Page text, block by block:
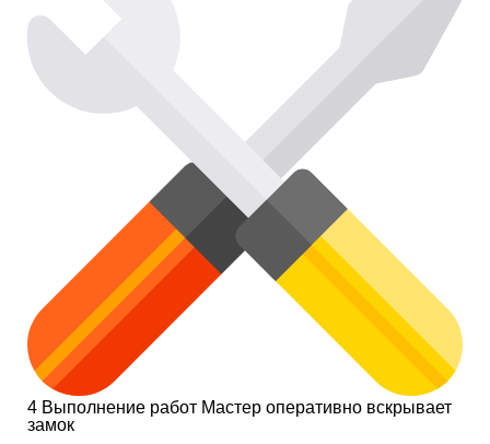
4 Выполнение работ Мастер оперативно вскрывает
замок